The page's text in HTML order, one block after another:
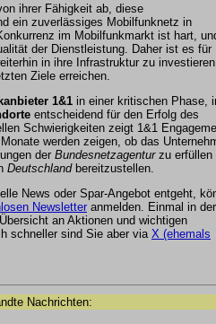
ihrer Fähigkeit ab, diese
ein zuverlässiges Mobilfunknetz in
im Mobilfunkmarkt ist hart,
der Dienstleistung. Daher ist es für
in ihre Infrastruktur zu
Ziele erreichen.
1&1 in einer kritischen Phase,
entscheidend für den Erfolg des
Schwierigkeiten zeigt 1&1
werden zeigen, ob das
der Bundesnetzagenturzu erfüllen
Deutschlandbereitzustellen.
News oder Spar-Angebot entgeht,
Newsletter anmelden. Einmal in der
an Aktionen und wichtigen
schneller sind Sie aber via X (ehemals
Nachrichten: